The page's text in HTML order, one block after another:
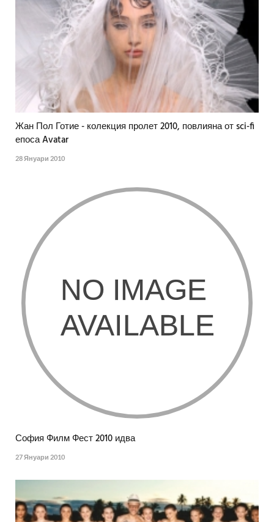
Жан Пол Готие - колекция пролет 2010, повлияна от sci-fi
епоса Avatar
28 Януари 2010
София Филм Фест 2010 идва
27 Януари 2010